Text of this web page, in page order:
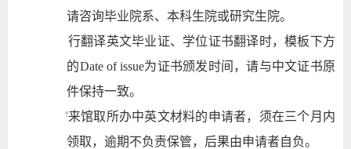
请咨询毕业院系、本科生院或研究生院。
自行翻译英文毕业证、学位证书翻译时，模板下方
的Date of issue为证书颁发时间，请与中文证书原
件保持一致。
需来馆取所办中英文材料的申请者，须在三个月内
领取，逾期不负责保管，后果由申请者自负。